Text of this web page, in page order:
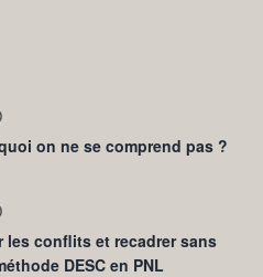
on ne se comprend pas ?
les conflits et recadrer sans
DESC en PNL